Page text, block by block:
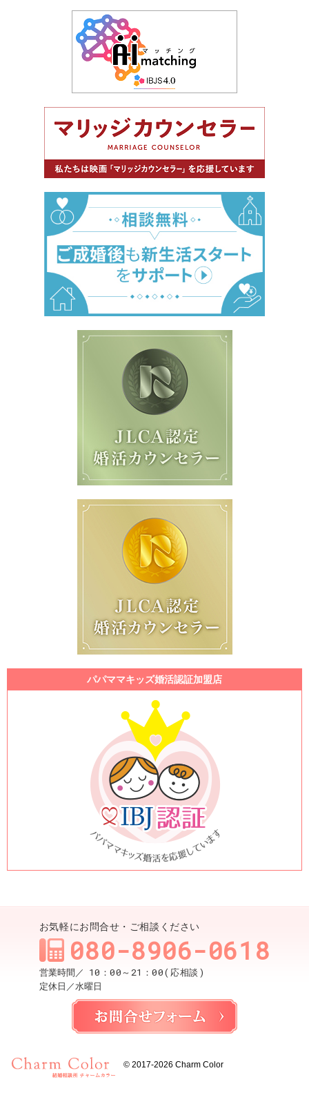
パパママキッズ婚活認証加盟店
お気軽にお問合せ・ご相談ください
080-8906-0618
営業時間／ 10：00～21：00(応相談)
定休日／水曜日
© 2017-2026 Charm Color